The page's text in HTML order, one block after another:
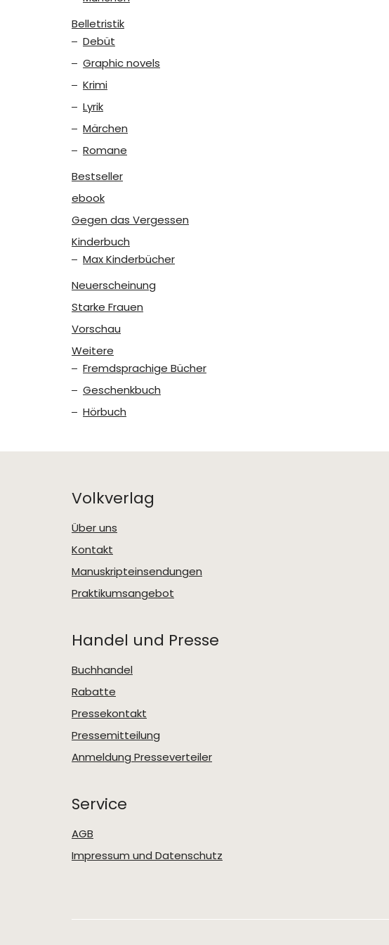
Belletristik
Debüt
Graphic novels
Krimi
Lyrik
Märchen
Romane
Bestseller
ebook
Gegen das Vergessen
Kinderbuch
Max Kinderbücher
Neuerscheinung
Starke Frauen
Vorschau
Weitere
Fremdsprachige Bücher
Geschenkbuch
Hörbuch
Volkverlag
Über uns
Kontakt
Manuskripteinsendungen
Praktikumsangebot
Handel und Presse
Buchhandel
Rabatte
Pressekontakt
Pressemitteilung
Anmeldung Presseverteiler
Service
AGB
Impressum und Datenschutz